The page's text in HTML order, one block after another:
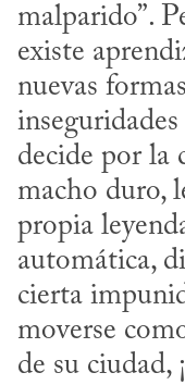
malparido”.
existe
nuevas
decide por la
macho duro,
propia
automática,
cierta
moverse
de su ciudad,